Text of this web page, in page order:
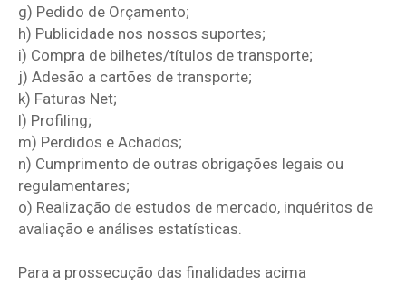
g) Pedido de Orçamento;
h) Publicidade nos nossos suportes;
i) Compra de bilhetes/títulos de transporte;
j) Adesão a cartões de transporte;
k) Faturas Net;
l) Profiling;
m) Perdidos e Achados;
n) Cumprimento de outras obrigações legais ou
regulamentares;
o) Realização de estudos de mercado, inquéritos de
avaliação e análises estatísticas.
Para a prossecução das finalidades acima